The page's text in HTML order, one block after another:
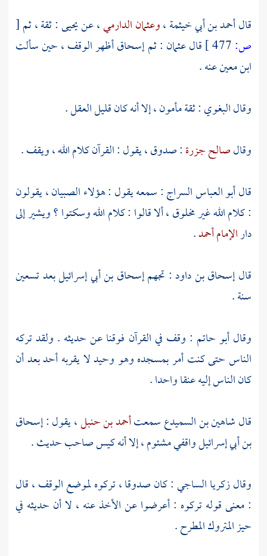
قالأحمد بن أبي خيثمة،وعثمان الدارمي، عنيحيى: ثقة ، ثم[
ص:
قالعثمان : ثمإسحاقأظهر الوقف ، حين سألت
ابن معينعنه .
وقالالبغوي: ثقة مأمون ، إلا أنه كان قليل العقل .
وقالصالح جزرة: صدوق ، يقول : القرآن كلام الله ، ويقف .
قالأبو العباس السراج: سمعه يقول : هؤلاء الصبيان ، يقولون
: كلام الله غير مخلوق ، ألا قالوا : كلام الله وسكتوا ؟ ويشير إلى
دارالإمام أحمد.
قالإسحاق بن داود: تجهمإسحاق بن أبي إسرائيلبعد تسعين
سنة .
وقالأبو حاتم : وقف في القرآن فوقنا عن حديثه . ولقد تركه
الناس حتى كنت أمر بمسجده وهو وحيد لا يقربه أحد بعد أن
كان الناس إليه عنقا واحدا .
قالشاهين بن السميدعسمعتأحمد بن حنبل، يقول :إسحاق
بن أبي إسرائيلواقفي مشئوم ، إلا أنه كيس صاحب حديث .
وقالزكريا الساجي: كان صدوقا ، تركوه لموضع الوقف ، قال
: معنى قوله تركوه : أعرضوا عن الأخذ عنه ، لا أن حديثه في
حيز المتروك المطرح .